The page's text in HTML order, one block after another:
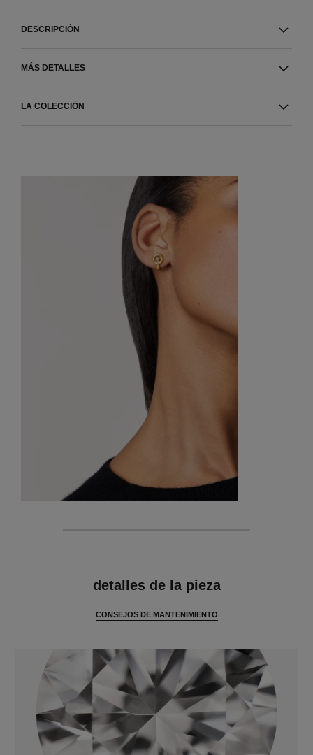
DESCRIPCIÓN
MÁS DETALLES
LA COLECCIÓN
detalles de la pieza
CONSEJOS DE MANTENIMIENTO